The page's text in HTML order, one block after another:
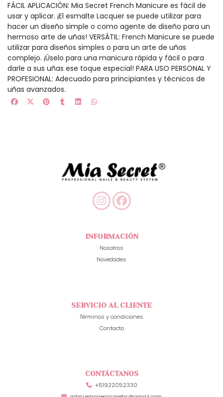
FÁCIL APLICACIÓN: Mia Secret French Manicure es fácil de
usar y aplicar. ¡El esmalte Lacquer se puede utilizar para
hacer un diseño simple o como agente de diseño para un
hermoso arte de uñas! VERSÁTIL: French Manicure se puede
utilizar para diseños simples o para un arte de uñas
complejo. ¡Úselo para una manicura rápida y fácil o para
darle a sus uñas ese toque especial! PARA USO PERSONAL Y
PROFESIONAL: Adecuado para principiantes y técnicos de
uñas avanzados.
INFORMACIÓN
Nosotros
Novedades
SERVICIO AL CLIENTE
Términos y condiciones
Contacto
CONTÁCTANOS
+51922052330